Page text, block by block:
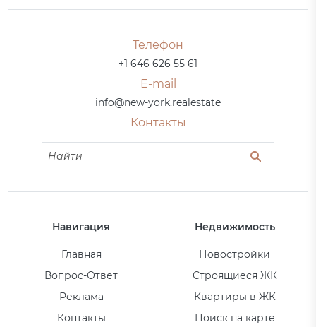
Телефон
+1 646 626 55 61
E-mail
info@new-york.realestate
Контакты
Навигация
Главная
Вопрос-Ответ
Реклама
Контакты
Недвижимость
Новостройки
Строящиеся ЖК
Квартиры в ЖК
Поиск на карте